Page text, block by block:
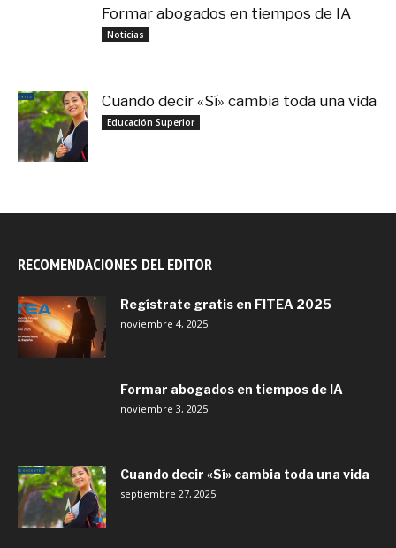
Formar abogados en tiempos de IA
Noticias
Cuando decir «Sí» cambia toda una vida
Educación Superior
RECOMENDACIONES DEL EDITOR
Regístrate gratis en FITEA 2025
noviembre 4, 2025
Formar abogados en tiempos de IA
noviembre 3, 2025
Cuando decir «Sí» cambia toda una vida
septiembre 27, 2025